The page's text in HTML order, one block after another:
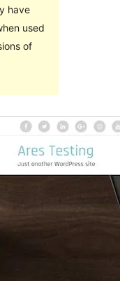
have
used
of